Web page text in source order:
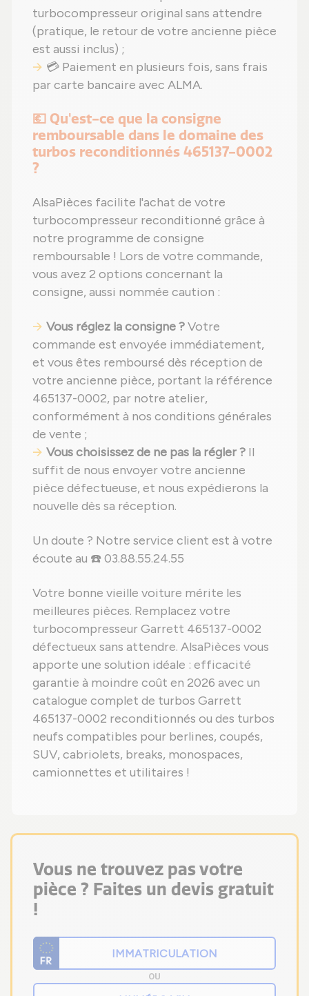
turbocompresseur original sans attendre
(pratique, le retour de votre ancienne pièce
est aussi inclus) ;
💳 Paiement en plusieurs fois, sans frais
par carte bancaire avec ALMA.
💶 Qu'est-ce que la consigne
remboursable dans le domaine des
turbos reconditionnés 465137-0002
?
AlsaPièces facilite l'achat de votre
turbocompresseur reconditionné grâce à
notre programme de consigne
remboursable ! Lors de votre commande,
vous avez 2 options concernant la
consigne, aussi nommée caution :
Vous réglez la consigne ?Votre
commande est envoyée immédiatement,
et vous êtes remboursé dès réception de
votre ancienne pièce, portant la référence
465137-0002, par notre atelier,
conformément à nos conditions générales
de vente ;
Vous choisissez de ne pas la régler ? Il
suffit de nous envoyer votre ancienne
pièce défectueuse, et nous expédierons la
nouvelle dès sa réception.
Un doute ? Notre service client est à votre
écoute au ☎️ 03.88.55.24.55
Votre bonne vieille voiture mérite les
meilleures pièces. Remplacez votre
turbocompresseur Garrett 465137-0002
défectueux sans attendre. AlsaPièces vous
apporte une solution idéale : efficacité
garantie à moindre coût en 2026 avec un
catalogue complet de turbos Garrett
465137-0002 reconditionnés ou des turbos
neufs compatibles pour berlines, coupés,
SUV, cabriolets, breaks, monospaces,
camionnettes et utilitaires !
Vous ne trouvez pas votre
pièce ? Faites un devis gratuit
!
OU